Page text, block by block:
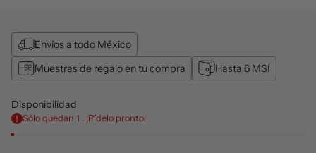
Envíos a todo México
Muestras de regalo en tu compra
Hasta 6 MSI
Disponibilidad
Sólo quedan 1 . ¡Pídelo pronto!